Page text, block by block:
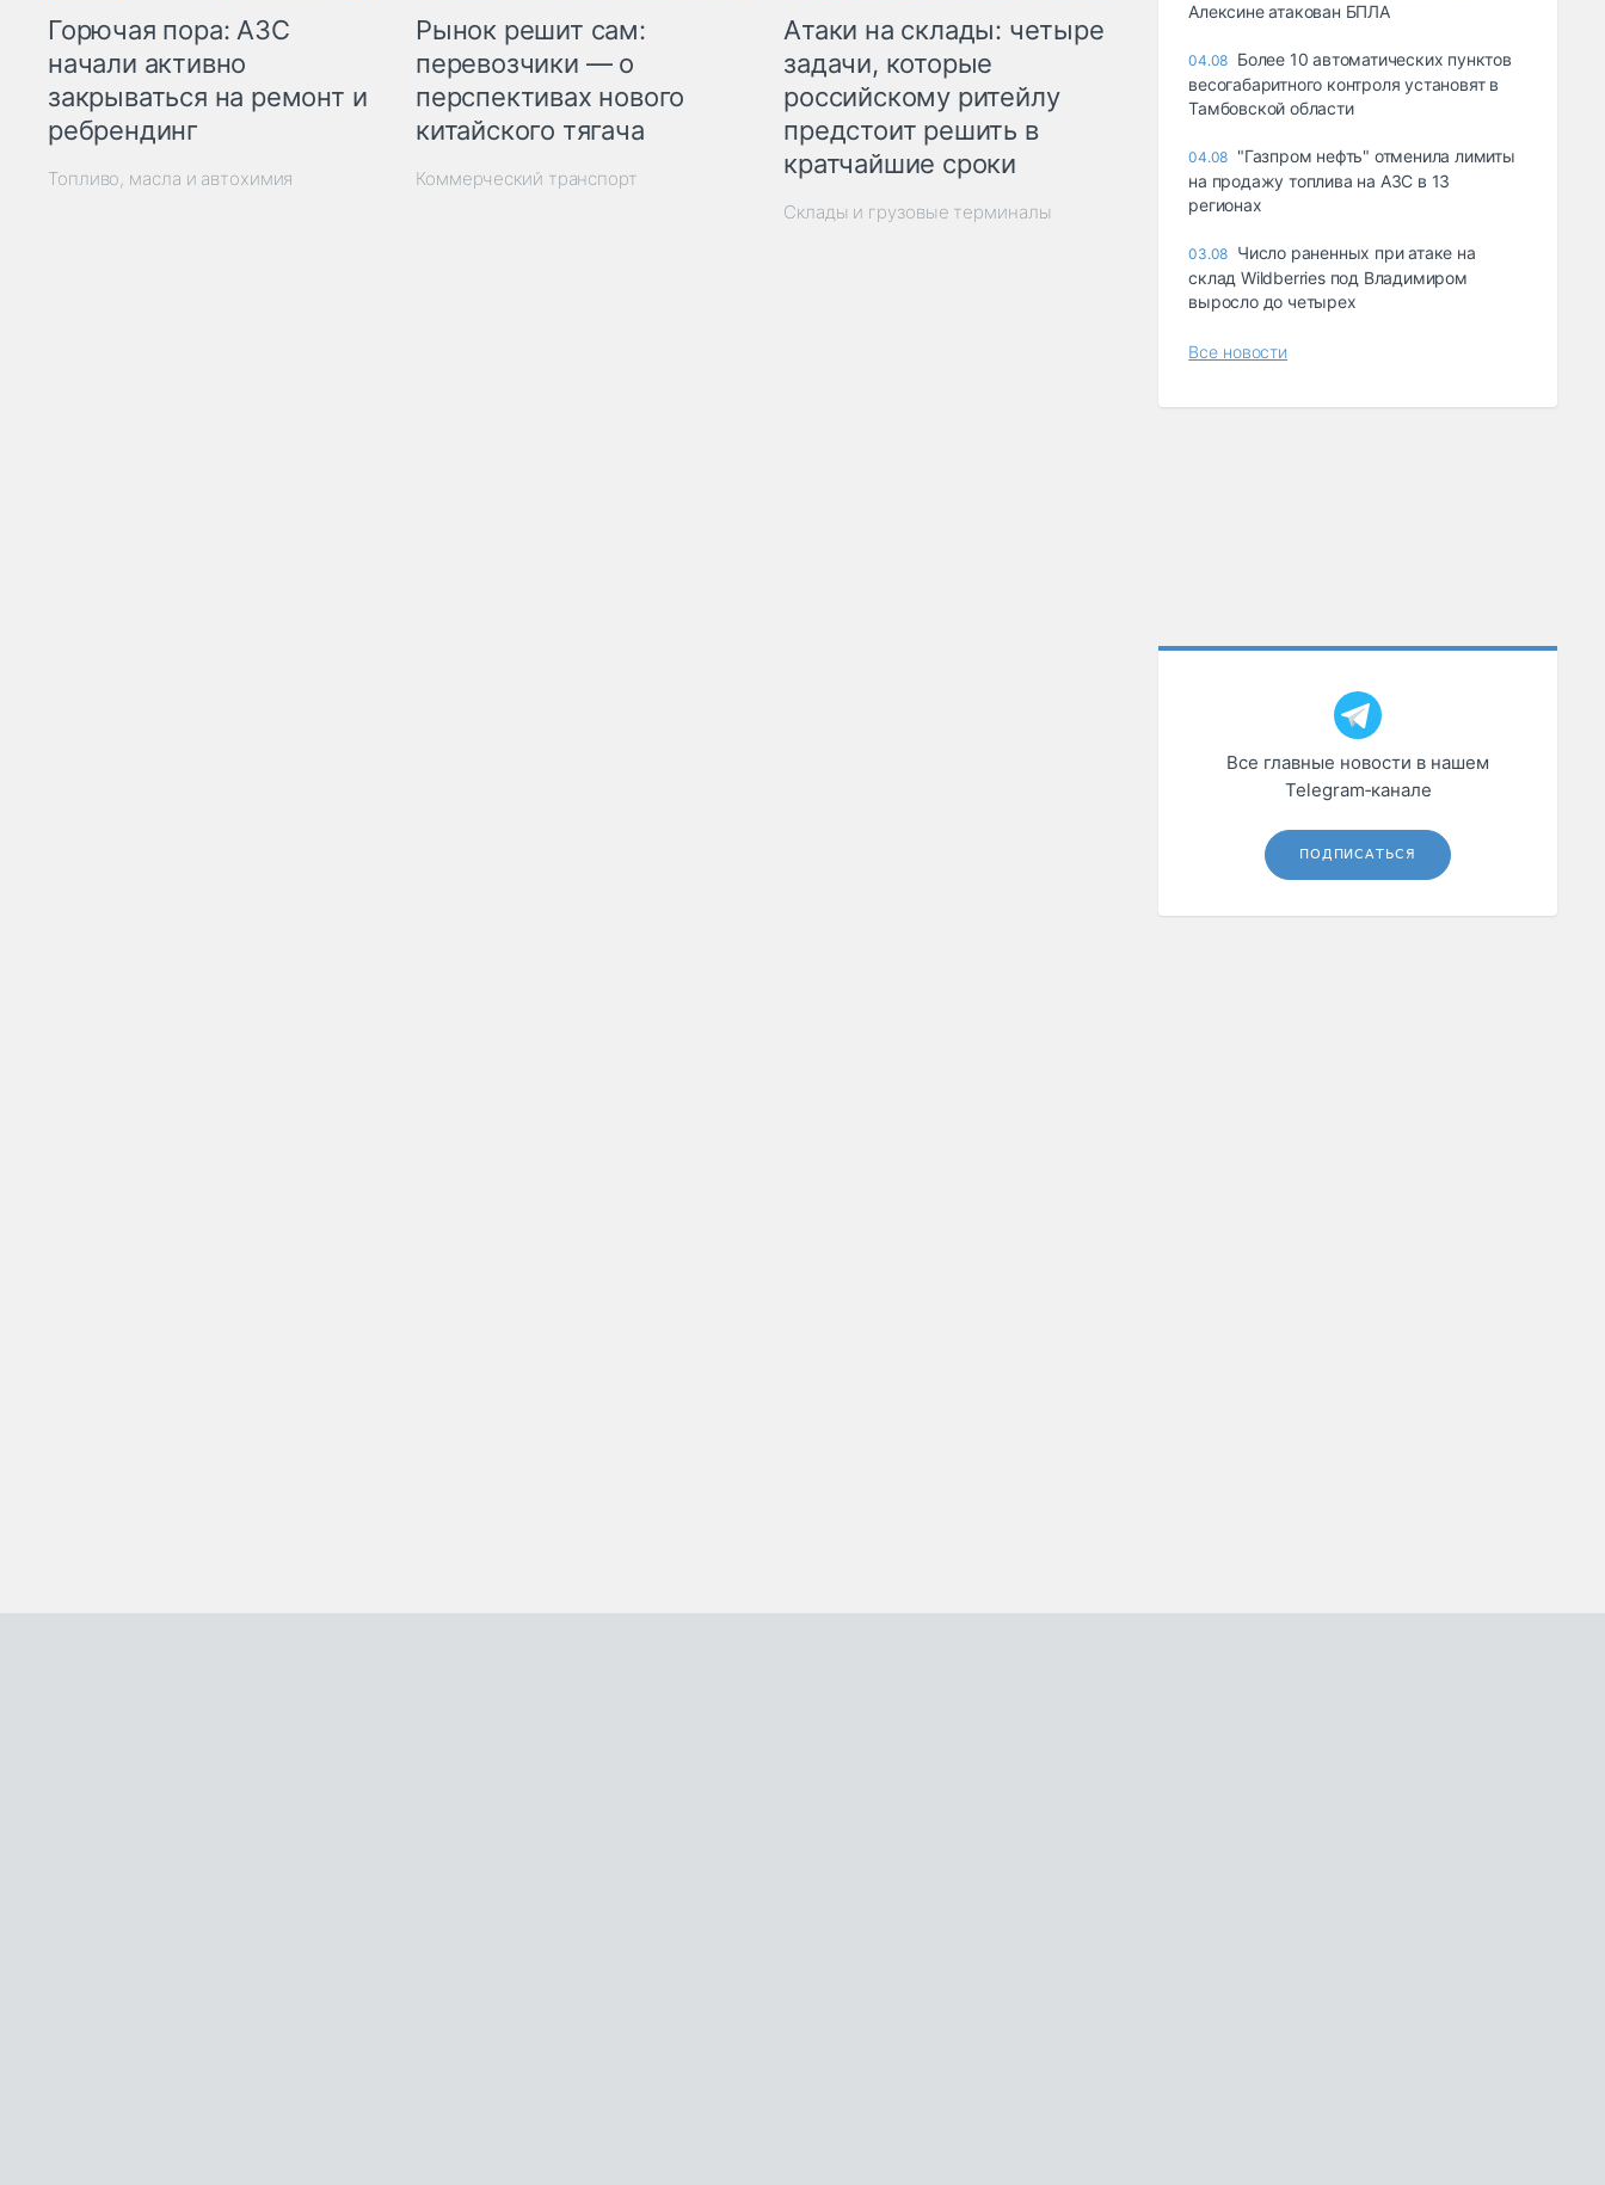
Горючая пора: АЗС
начали активно
закрываться на ремонт и
ребрендинг
Топливо, масла и автохимия
Рынок решит сам:
перевозчики — о
перспективах нового
китайского тягача
Коммерческий транспорт
Атаки на склады: четыре
задачи, которые
российскому ритейлу
предстоит решить в
кратчайшие сроки
Склады и грузовые терминалы
Алексине атакован БПЛА
04.08 Более 10 автоматических пунктов
весогабаритного контроля установят в
Тамбовской области
04.08 "Газпром нефть" отменила лимиты
на продажу топлива на АЗС в 13
регионах
03.08 Число раненных при атаке на
склад Wildberries под Владимиром
выросло до четырех
Все новости
Все главные новости в нашем
Telegram‑канале
ПОДПИСАТЬСЯ